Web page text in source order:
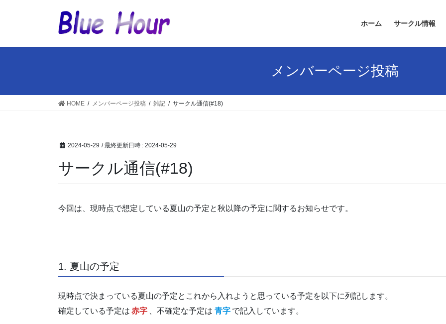
ホーム サークル情報
メンバーページ投稿
HOME メンバーページ投稿 雑記 サークル通信(#18)
2024-05-29 / 最終更新日時 : 2024-05-29
サークル通信(#18)
今回は、現時点で想定している夏山の予定と秋以降の予定に関するお知らせです。
1. 夏山の予定
現時点で決まっている夏山の予定とこれから入れようと思っている予定を以下に列記します。
確定している予定は 赤字 、不確定な予定は 青字 で記入しています。